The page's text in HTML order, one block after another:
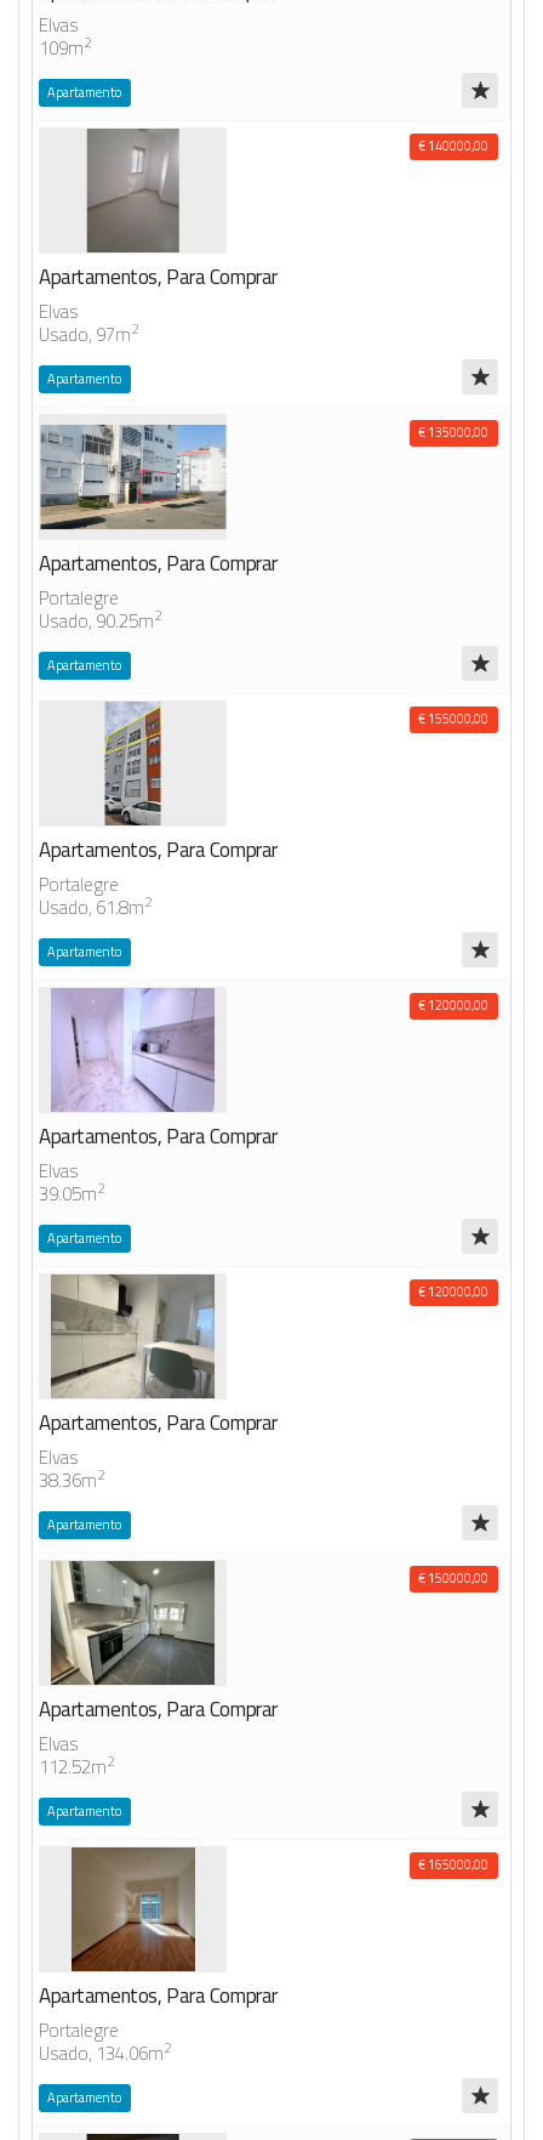
Elvas
109m2
Apartamento
Apartamentos, Para Comprar
Elvas
Usado, 97m2
Apartamento
€ 140000,00
Apartamentos, Para Comprar
Portalegre
Usado, 90.25m2
Apartamento
€ 135000,00
Apartamentos, Para Comprar
Portalegre
Usado, 61.8m2
Apartamento
€ 155000,00
Apartamentos, Para Comprar
Elvas
39.05m2
Apartamento
€ 120000,00
Apartamentos, Para Comprar
Elvas
38.36m2
Apartamento
€ 120000,00
Apartamentos, Para Comprar
Elvas
112.52m2
Apartamento
€ 150000,00
Apartamentos, Para Comprar
Portalegre
Usado, 134.06m2
Apartamento
€ 165000,00